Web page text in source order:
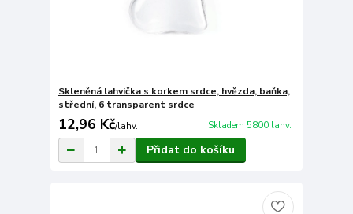
Skleněná lahvička s korkem srdce, hvězda, baňka,
střední, 6 transparent srdce
12,96 Kč/lahv. Skladem 5800 lahv.
Přidat do košíku